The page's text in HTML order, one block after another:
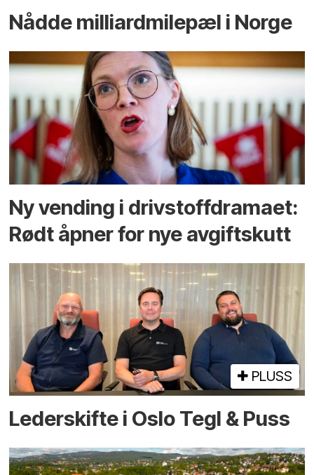
Nådde milliard­­milepæl i Norge
Ny vending i drivstoffdramaet:
Rødt åpner for nye avgiftskutt
PLUSS
Lederskifte i Oslo Tegl & Puss